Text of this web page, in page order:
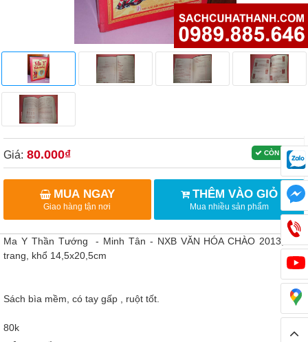
CÒN HÀNG
Giá: 80.000₫
MUA NGAY
Giao hàng tận nơi
THÊM VÀO GIỎ
Mua nhiều sản phẩm
Ma Y Thần Tướng - Minh Tân - NXB VĂN HÓA CHÀO 2013, 424
trang, khổ 14,5x20,5cm
Sách bìa mềm, có tay gấp , ruột tốt.
80k